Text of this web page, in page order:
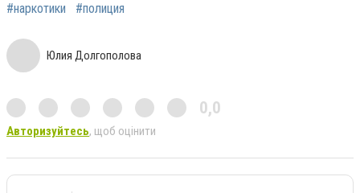
#наркотики #полиция
Юлия Долгополова
0,0
Авторизуйтесь, щоб оцінити